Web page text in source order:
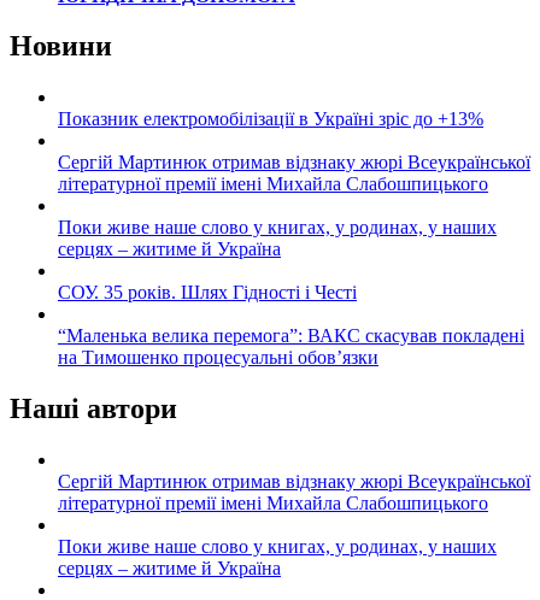
Новини
Показник електромобілізації в Україні зріс до +13%
Сергій Мартинюк отримав відзнаку жюрі Всеукраїнської
літературної премії імені Михайла Слабошпицького
Поки живе наше слово у книгах, у родинах, у наших
серцях – житиме й Україна
СОУ. 35 років. Шлях Гідності і Честі
“Маленька велика перемога”: ВАКС скасував покладені
на Тимошенко процесуальні обов’язки
Наші автори
Сергій Мартинюк отримав відзнаку жюрі Всеукраїнської
літературної премії імені Михайла Слабошпицького
Поки живе наше слово у книгах, у родинах, у наших
серцях – житиме й Україна